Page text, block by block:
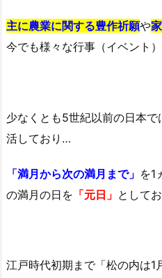
主に農業に関する豊作祈願や
今でも様々な行事（イベント
少なくとも5世紀以前の日本
活しており…
「満月から次の満月まで」 を1
の満月の日を 「元日」 として
江戸時代初期まで「松の内は1